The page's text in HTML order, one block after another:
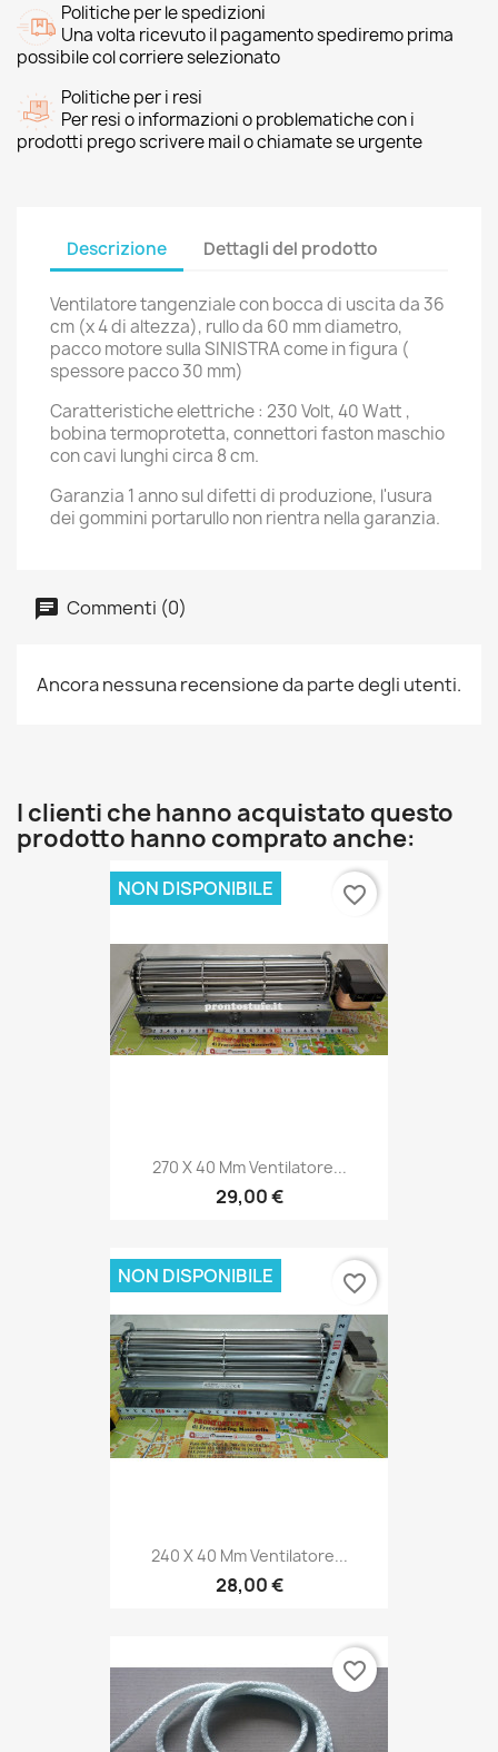
Politiche per le spedizioni
Una volta ricevuto il pagamento spediremo prima
possibile col corriere selezionato
Politiche per i resi
Per resi o informazioni o problematiche con i
prodotti prego scrivere mail o chiamate se urgente
Descrizione Dettagli del prodotto
Ventilatore tangenziale con bocca di uscita da 36
cm (x 4 di altezza), rullo da 60 mm diametro,
pacco motore sulla SINISTRA come in figura (
spessore pacco 30 mm)
Caratteristiche elettriche : 230 Volt, 40 Watt ,
bobina termoprotetta, connettori faston maschio
con cavi lunghi circa 8 cm.
Garanzia 1 anno sul difetti di produzione, l'usura
dei gommini portarullo non rientra nella garanzia.
Commenti (0)
Ancora nessuna recensione da parte degli utenti.
I clienti che hanno acquistato questo
prodotto hanno comprato anche:
270 X 40 Mm Ventilatore...
29,00 €
NON DISPONIBILE favorite_border
240 X 40 Mm Ventilatore...
28,00 €
NON DISPONIBILE favorite_border
favorite_border